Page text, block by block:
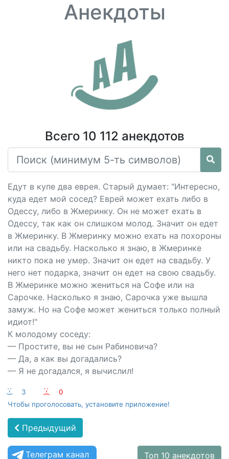
Анекдоты
Всего 10 112 анекдотов
Едут в купе два еврея. Старый думает: "Интересно,
куда едет мой сосед? Еврей может ехать либо в
Одессу, либо в Жмеринку. Он не может ехать в
Одессу, так как он слишком молод. Значит он едет
в Жмеринку. В Жмеринку можно ехать на похороны
или на свадьбу. Насколько я знаю, в Жмеринке
никто пока не умер. Значит он едет на свадьбу. У
него нет подарка, значит он едет на свою свадьбу.
В Жмеринке можно жениться на Софе или на
Сарочке. Насколько я знаю, Сарочка уже вышла
замуж. Но на Софе может жениться только полный
идиот!"
К молодому соседу:
— Простите, вы не сын Рабиновича?
— Да, а как вы догадались?
— Я не догадался, я вычислил!
:-) 3 :-(
0
Чтобы проголосовать, установите приложение!
Предыдущий
Телеграм канал Топ 10 анекдотов